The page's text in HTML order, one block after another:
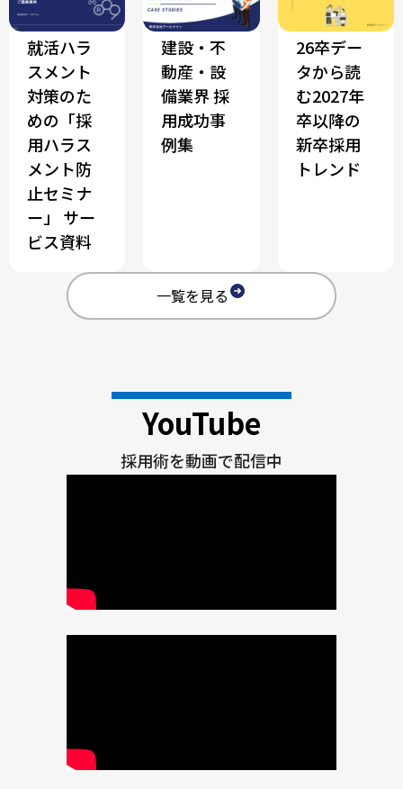
就活ハラ
スメント
対策のた
めの「採
用ハラス
メント防
止セミナ
ー」 サー
ビス資料
建設・不
動産・設
備業界 採
用成功事
例集
26卒デー
タから読
む2027年
卒以降の
新卒採用
トレンド
一覧を見る
YouTube
採用術を動画で配信中